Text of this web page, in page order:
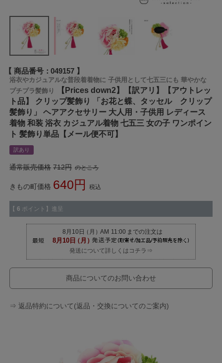
商品番号 049157
浴衣やカジュアルな普段着着物に 子供用として七五三にも 華やかな
プチプラ髪飾り
【Prices down2】【訳アリ】【アウトレッ
ト品】 クリップ髪飾り 「お花と蝶、タッセル クリップ
髪飾り」 ヘアアクセサリー 大人用・子供用 レディース
着物 和装 浴衣 カジュアル着物 七五三 女の子 ワンポイン
ト 髪飾り単品【メール便不可】
訳あり
通常販売価格 712 のところ
きもの町価格 640 税込
【 6 ポイント】進呈
発送について詳しくはコチラ⇒
商品についてのお問い合わせ
⇒ 返品特約について(返品・交換についてのご案内)